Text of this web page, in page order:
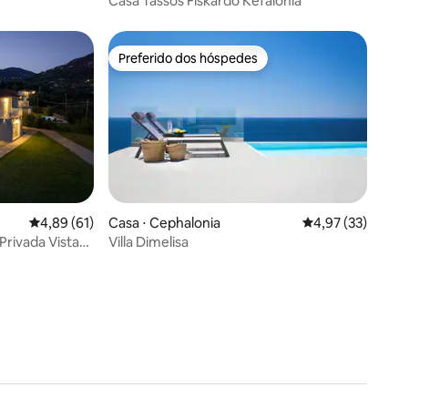
4,89 de uma avaliação média de 5, 61 avaliações
4,89 (61)
Vista★
Preferido dos hóspedes
Preferido dos hóspedes
Casa ⋅ Cephalonia 4,97 de uma
4,97 (33)
Villa Dimelisa